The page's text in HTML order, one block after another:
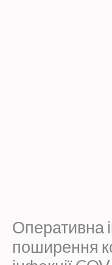
Оперативна
поширення